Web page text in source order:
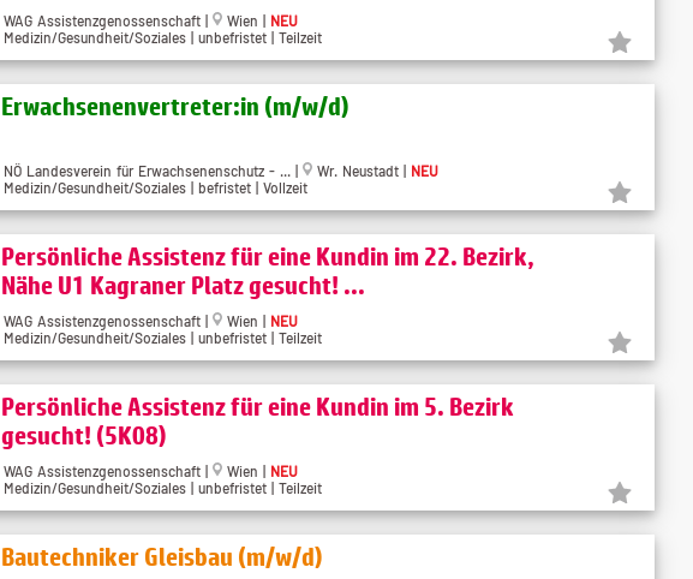
WAG Assistenzgenossenschaft | Wien | NEU
Medizin/Gesundheit/Soziales | unbefristet | Teilzeit
Erwachsenenvertreter:in (m/w/d)
NÖ Landesverein für Erwachsenenschutz - ... | Wr. Neustadt | NEU
Medizin/Gesundheit/Soziales | befristet | Vollzeit
Persönliche Assistenz für eine Kundin im 22. Bezirk,
Nähe U1 Kagraner Platz gesucht! ...
WAG Assistenzgenossenschaft | Wien | NEU
Medizin/Gesundheit/Soziales | unbefristet | Teilzeit
Persönliche Assistenz für eine Kundin im 5. Bezirk
gesucht! (5K08)
WAG Assistenzgenossenschaft | Wien | NEU
Medizin/Gesundheit/Soziales | unbefristet | Teilzeit
Bautechniker Gleisbau (m/w/d)